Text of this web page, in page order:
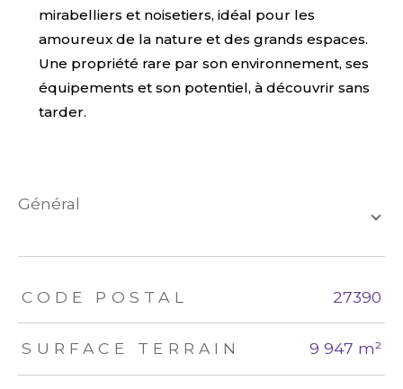
mirabelliers et noisetiers, idéal pour les
amoureux de la nature et des grands espaces.
Une propriété rare par son environnement, ses
équipements et son potentiel, à découvrir sans
tarder.
général
TRAD_ZEPHYR_Caracteristique TRAD_ZEPHYR_Valeurs
CODE POSTAL 27390
SURFACE TERRAIN 9 947 m²